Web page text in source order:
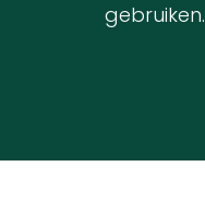
gebruiken.